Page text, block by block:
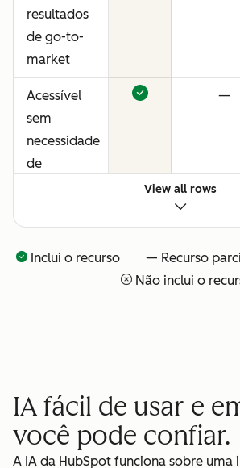
resultados
de go-to-
market
Acessível
sem
necessidade
de
configuração
técnica
—
fazendo
—
Pague
apenas
—
View all rows
Inclui o recurso — Recurso
Não inclui o
IA fácil de usar e
você pode confiar.
A IA da HubSpot funciona sobre uma